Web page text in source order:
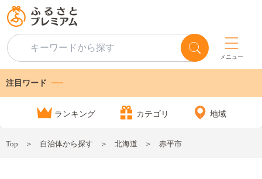
メニュー
注目ワード
ランキング カテゴリ 地域
Top 自治体から探す 北海道 赤平市